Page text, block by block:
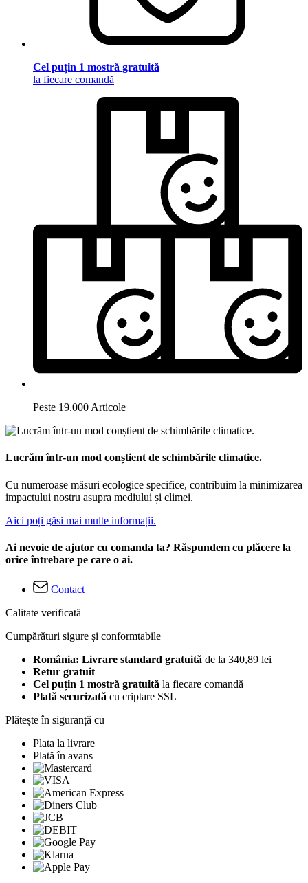
Cel puțin 1 mostră gratuită
la fiecare comandă
Peste 19.000 Articole
Lucrăm într-un mod conștient de schimbările climatice.
Cu numeroase măsuri ecologice specifice, contribuim la minimizarea
impactului nostru asupra mediului și climei.
Aici poți găsi mai multe informații.
Ai nevoie de ajutor cu comanda ta? Răspundem cu plăcere la
orice întrebare pe care o ai.
Contact
Calitate verificată
Cumpărături sigure și conformtabile
România: Livrare standard gratuită de la 340,89 lei
Retur gratuit
Cel puțin 1 mostră gratuită la fiecare comandă
Plată securizată cu criptare SSL
Plătește în siguranță cu
Plata la livrare
Plată în avans